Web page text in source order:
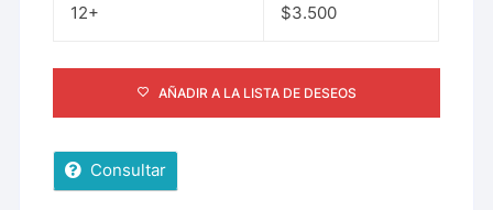
12+ $3.500
AÑADIR A LA LISTA DE DESEOS
Consultar